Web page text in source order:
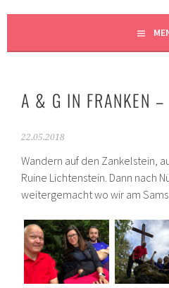
A & G IN FRANKEN
22.05.2018
Wandern auf den Zankelstein,
Ruine Lichtenstein. Dann nach
weitergemacht wo wir am